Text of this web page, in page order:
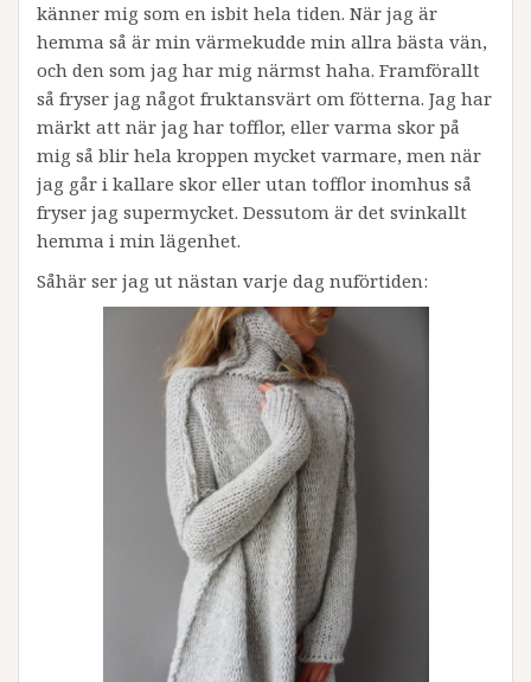
känner mig som en isbit hela tiden. När jag är
hemma så är min värmekudde min allra bästa vän,
och den som jag har mig närmst haha. Framförallt
så fryser jag något fruktansvärt om fötterna. Jag har
märkt att när jag har tofflor, eller varma skor på
mig så blir hela kroppen mycket varmare, men när
jag går i kallare skor eller utan tofflor inomhus så
fryser jag supermycket. Dessutom är det svinkallt
hemma i min lägenhet.
Såhär ser jag ut nästan varje dag nuförtiden: